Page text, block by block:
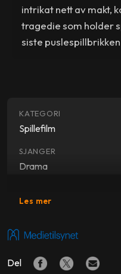
intrikat nett av makt,
tragedie som holder
siste
KATEGORI
Spillefilm
SJANGER
Drama
Orson Welles
Stewart,Ruth Warrick
REGI
Les mer
Del